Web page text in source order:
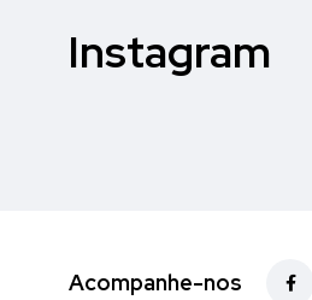
Instagram
Acompanhe-nos